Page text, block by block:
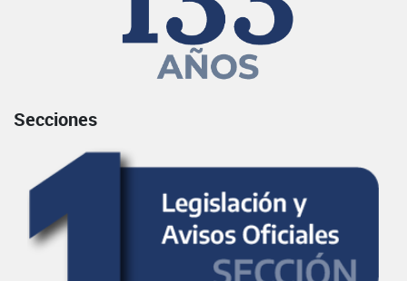
Secciones